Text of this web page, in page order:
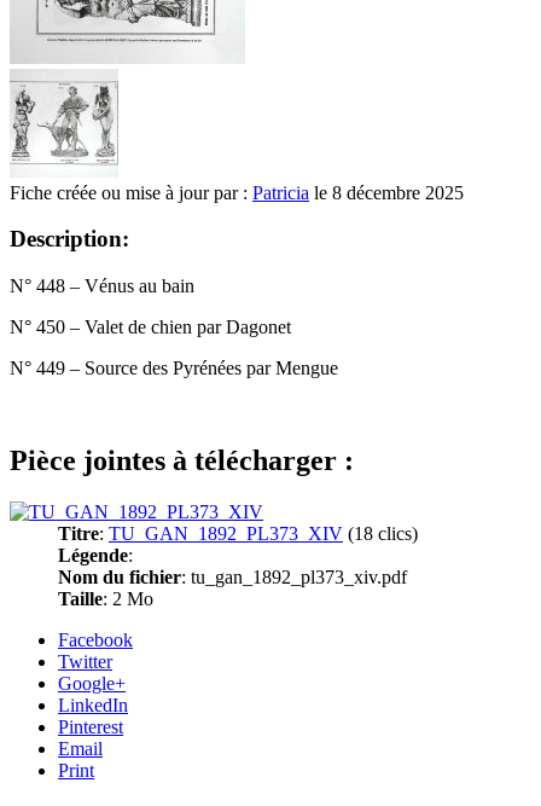
Fiche créée ou mise à jour par : Patricia le 8 décembre 2025
Description:
N° 448 – Vénus au bain
N° 450 – Valet de chien par Dagonet
N° 449 – Source des Pyrénées par Mengue
Pièce jointes à télécharger :
Titre: TU_GAN_1892_PL373_XIV (18 clics)
Légende:
Nom du fichier: tu_gan_1892_pl373_xiv.pdf
Taille: 2 Mo
Facebook
Twitter
Google+
LinkedIn
Pinterest
Email
Print